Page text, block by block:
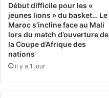
Début difficile pour les «
jeunes lions » du basket… Le
Maroc s’incline face au Mali
lors du match d’ouverture de
la Coupe d’Afrique des
nations
il y a 1 jour